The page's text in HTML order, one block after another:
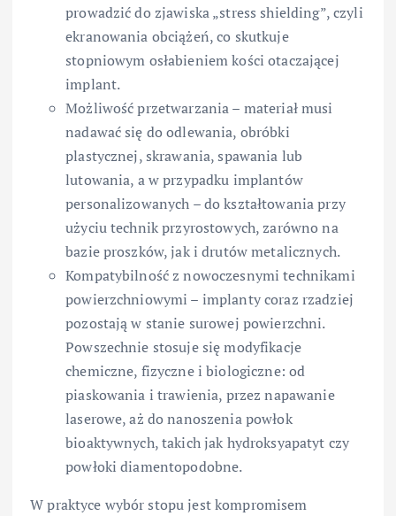
prowadzić do zjawiska „stress shielding”, czyli
ekranowania obciążeń, co skutkuje
stopniowym osłabieniem kości otaczającej
implant.
Możliwość przetwarzania – materiał musi
nadawać się do odlewania, obróbki
plastycznej, skrawania, spawania lub
lutowania, a w przypadku implantów
personalizowanych – do kształtowania przy
użyciu technik przyrostowych, zarówno na
bazie proszków, jak i drutów metalicznych.
Kompatybilność z nowoczesnymi technikami
powierzchniowymi – implanty coraz rzadziej
pozostają w stanie surowej powierzchni.
Powszechnie stosuje się modyfikacje
chemiczne, fizyczne i biologiczne: od
piaskowania i trawienia, przez napawanie
laserowe, aż do nanoszenia powłok
bioaktywnych, takich jak hydroksyapatyt czy
powłoki diamentopodobne.
W praktyce wybór stopu jest kompromisem